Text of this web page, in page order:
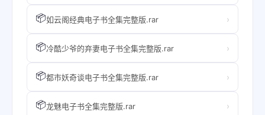
📦如云阁经典电子书全集完整版.rar ›
📦冷酷少爷的弃妻电子书全集完整版.rar ›
📦都市妖奇谈电子书全集完整版.rar ›
📦龙魅电子书全集完整版.rar ›